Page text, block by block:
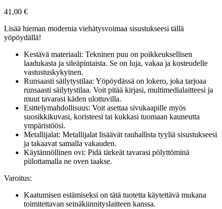
41,00 €
Lisää hieman modernia viehätysvoimaa sisustukseesi tällä
yöpöydällä!
Kestävä materiaali: Tekninen puu on poikkeuksellisen
laadukasta ja sileäpintaista. Se on luja, vakaa ja kosteudelle
vastustuskykyinen.
Runsaasti säilytystilaa: Yöpöydässä on lokero, joka tarjoaa
runsaasti säilytystilaa. Voit pitää kirjasi, multimedialaitteesi ja
muut tavarasi käden ulottuvilla.
Esittelymahdollisuus: Voit asettaa sivukaapille myös
suosikkikuvasi, koristeesi tai kukkasi tuomaan kauneutta
ympäristöösi.
Metallijalat: Metallijalat lisäävät rauhallista tyyliä sisustukseesi
ja takaavat samalla vakauden.
Käytännöllinen ovi: Pidä tärkeät tavarasi pölyttöminä
piilottamalla ne oven taakse.
Varoitus:
Kaatumisen estämiseksi on tätä tuotetta käytettävä mukana
toimitettavan seinäkiinnityslaitteen kanssa.